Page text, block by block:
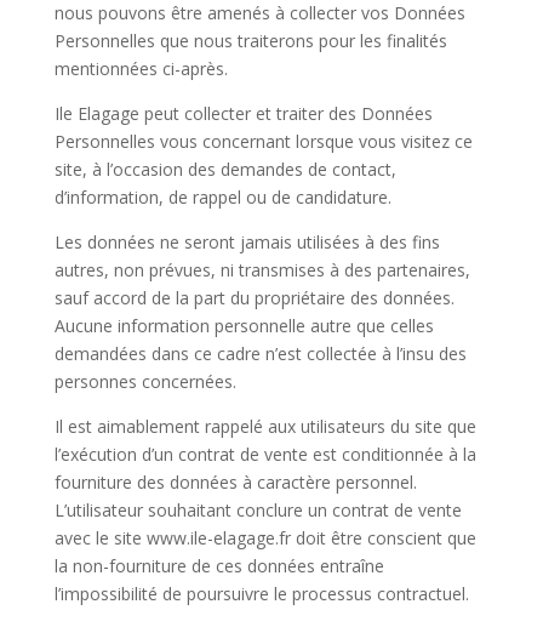
nous pouvons être amenés à collecter vos Données
Personnelles que nous traiterons pour les finalités
mentionnées ci-après.
Ile Elagage peut collecter et traiter des Données
Personnelles vous concernant lorsque vous visitez ce
site, à l’occasion des demandes de contact,
d’information, de rappel ou de candidature.
Les données ne seront jamais utilisées à des fins
autres, non prévues, ni transmises à des partenaires,
sauf accord de la part du propriétaire des données.
Aucune information personnelle autre que celles
demandées dans ce cadre n’est collectée à l’insu des
personnes concernées.
Il est aimablement rappelé aux utilisateurs du site que
l’exécution d’un contrat de vente est conditionnée à la
fourniture des données à caractère personnel.
L’utilisateur souhaitant conclure un contrat de vente
avec le site www.ile-elagage.frdoit être conscient que
la non-fourniture de ces données entraîne
l’impossibilité de poursuivre le processus contractuel.